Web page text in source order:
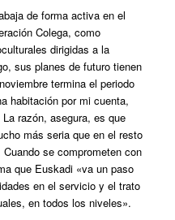
de forma activa en el
Colega, como
dirigidas a la
sus planes de futuro tienen
termina el periodo
habitación por mi cuenta,
razón, asegura, es que
más seria que en el resto
se comprometen con
que Euskadi «va un paso
en el servicio y el trato
en todos los niveles».